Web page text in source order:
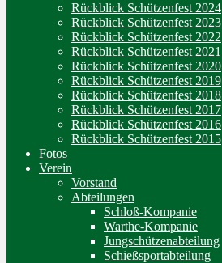
Rückblick Schützenfest 2024
Rückblick Schützenfest 2023
Rückblick Schützenfest 2022
Rückblick Schützenfest 2021
Rückblick Schützenfest 2020
Rückblick Schützenfest 2019
Rückblick Schützenfest 2018
Rückblick Schützenfest 2017
Rückblick Schützenfest 2016
Rückblick Schützenfest 2015
Fotos
Verein
Vorstand
Abteilungen
Schloß-Kompanie
Warthe-Kompanie
Jungschützenabteilung
Schießsportabteilung